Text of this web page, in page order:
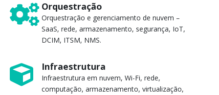
Orquestração
Orquestração e gerenciamento de nuvem –
SaaS, rede, armazenamento, segurança, IoT,
DCIM, ITSM, NMS.
Infraestrutura
Infraestrutura em nuvem, Wi-Fi, rede,
computação, armazenamento, virtualização,